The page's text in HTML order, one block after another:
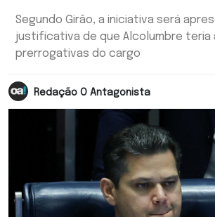
Segundo Girão, a iniciativa será
justificativa de que Alcolumbre teria
prerrogativas do cargo
Redação O Antagonista